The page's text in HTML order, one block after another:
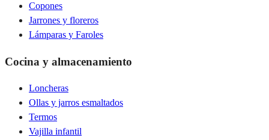
Copones
Jarrones y floreros
Lámparas y Faroles
Cocina y almacenamiento
Loncheras
Ollas y jarros esmaltados
Termos
Vajilla infantil